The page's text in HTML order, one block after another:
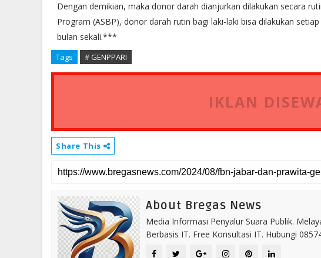
Dengan demikian, maka donor darah dianjurkan dilakukan secara
Program (ASBP), donor darah rutin bagi laki-laki bisa dilakukan
bulan sekali.***
Tags # GENPPARI
IKLAN
Share This
About Bregas News
Media Informasi Penyalur Suara Publik.
Berbasis IT. Free Konsultasi IT. Hubungi